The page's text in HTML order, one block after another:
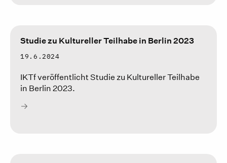
Studie zu Kultureller Teilhabe in Berlin 2023
19.6.2024
IKTf veröffentlicht Studie zu Kultureller Teilhabe
in Berlin 2023.